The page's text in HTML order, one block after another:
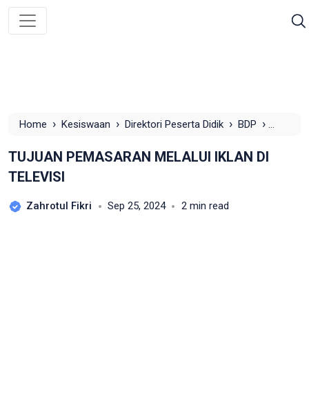
Home › Kesiswaan › Direktori Peserta Didik › BDP ›
TUJUAN PEMASARAN MELALUI IKLAN DI
TELEVISI
Zahrotul Fikri Sep 25, 2024 2 min read